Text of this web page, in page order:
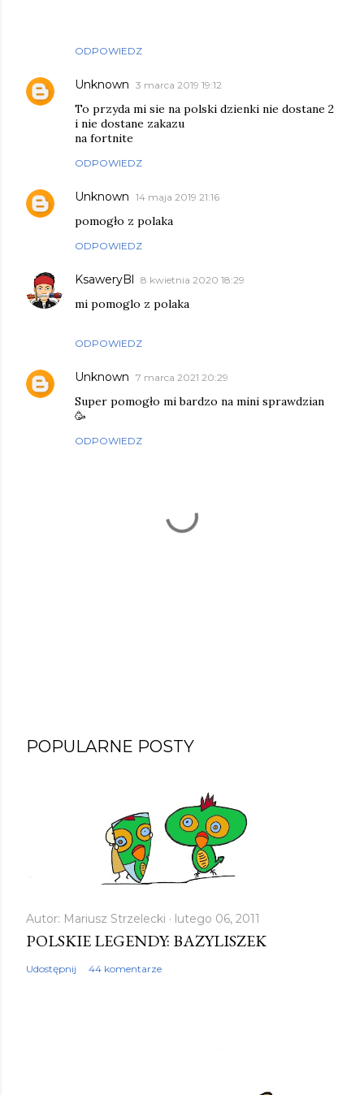
ODPOWIEDZ
Unknown 3 marca 2019 19:12
To przyda mi sie na polski dzienki nie dostane 2
i nie dostane zakazu
na fortnite
ODPOWIEDZ
Unknown 14 maja 2019 21:16
pomogło z polaka
ODPOWIEDZ
KsaweryBl 8 kwietnia 2020 18:29
mi pomoglo z polaka
ODPOWIEDZ
Unknown 7 marca 2021 20:29
Super pomogło mi bardzo na mini sprawdzian
🥳
ODPOWIEDZ
r
k
o
m
POPULARNE POSTY
Autor: Mariusz Strzelecki lutego 06, 2011
POLSKIE LEGENDY: BAZYLISZEK
Udostępnij 44 komentarze